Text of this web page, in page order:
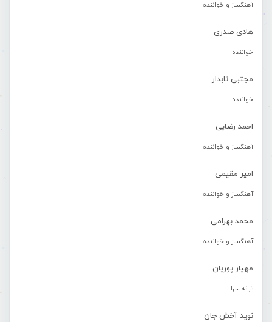
آهنگساز و خواننده
هادی صدری
خواننده
مجتبی تابدار
خواننده
احمد رضایی
آهنگساز و خواننده
امیر مقیمی
آهنگساز و خواننده
محمد بهرامی
آهنگساز و خواننده
مهیار پوریان
ترانه سرا
نوید آخش جان